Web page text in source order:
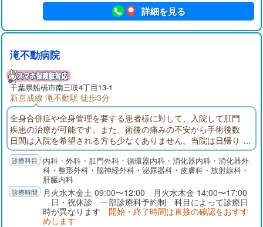
詳細を見る
滝不動病院
千葉県船橋市南三咲4丁目13-1
新京成線 滝不動駅 徒歩3分
全身合併症や全身管理を要する患者様に対して、入院して肛門
疾患の治療が可能です。また、術後の痛みの不安から手術後数
日間は入院を希望される方も少なくありません。当院は日帰り
手術から入院手術まで対応可能な肛門疾患を専門とする病院で
す。大腸内視鏡検査では腸を伸ばさずに挿入する「軸保持短縮
法」で挿入し、挿入時の痛みを最小限に心掛けています。また
鎮痛剤・鎮静剤を使用して「寝ている間に検査が終わった」と
喜ばれる方も多くいらっしゃいます。
内科・外科・肛門外科・循環器内科・消化器内科・消化器外
科・整形外科・脳神経外科・泌尿器科・皮膚科・放射線科・
肝臓内科
月火水木金土 09:00〜12:00 月火水木金 14:00〜17:00
日・祝休診 一部診療科予約制 科目によって診療日
時が異なります 開始・終了時間は直接の確認をおすす
めします